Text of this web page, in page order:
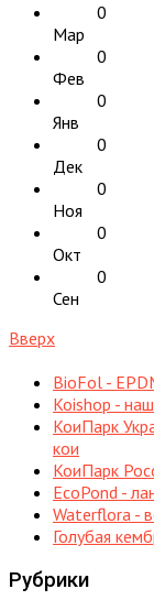
0
Мар
0
Фев
0
Янв
0
Дек
0
Ноя
0
Окт
0
Сен
Вверх
BioFol -
Koishop -
КоиПарк
кои
КоиПарк
EcoPond -
Waterflora -
Голубая
Рубрики